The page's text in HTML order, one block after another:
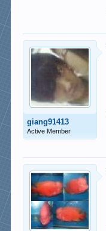
giang91413
Active Member